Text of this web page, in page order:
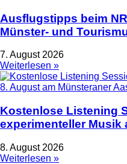
Ausflugstipps beim
Münster- und
7. August 2026
Weiterlesen »
Kostenlose Listening
experimenteller Musik
8. August 2026
Weiterlesen »